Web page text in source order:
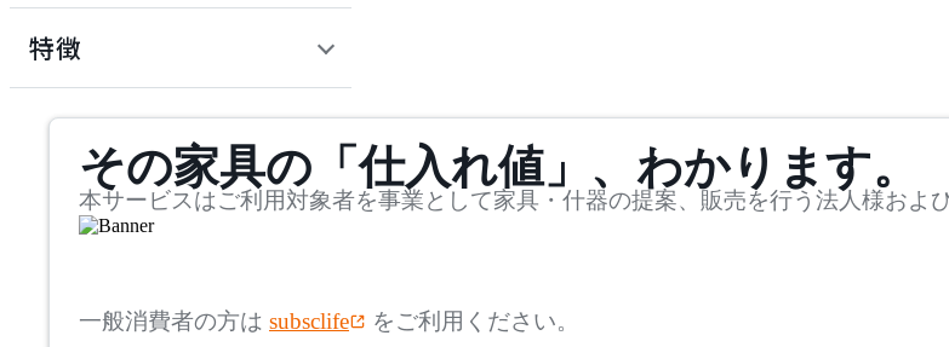
アリアケ
mm
検索
~
~
特徴
その家具の「仕入れ値」、わかります。
本サービスはご利用対象者を事業として家具・什器の提案、販売を行う法人様およ
一般消費者の方は subsclife をご利用ください。